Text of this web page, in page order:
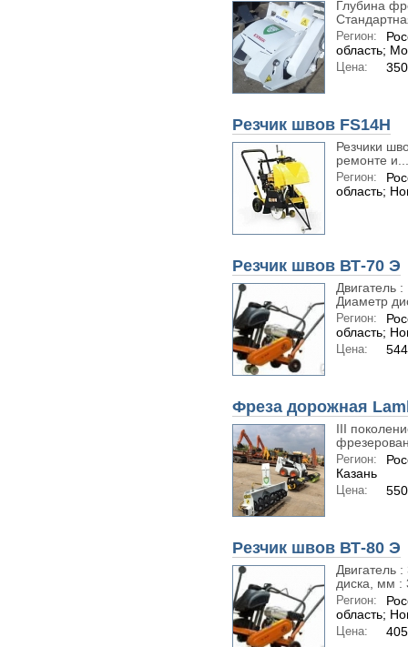
Глубина
Регион:
область;
Цена:
Резчик швов FS14H
Резчики
ремонте и...
Регион:
область;
Резчик швов ВТ-70 Э
Двигатель
Диаметр
Регион:
область;
Цена:
Фреза дорожная
III
Регион:
Казань
Цена:
Резчик швов ВТ-80 Э
Двигатель
диска, мм :
Регион:
область;
Цена: